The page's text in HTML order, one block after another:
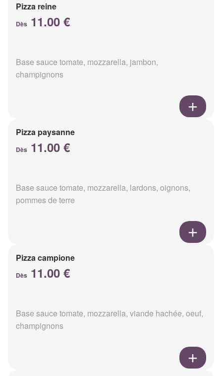
Pizza reine
Dès 11.00 €
Base sauce tomate, mozzarella, jambon,
champignons
Pizza paysanne
Dès 11.00 €
Base sauce tomate, mozzarella, lardons, oignons,
pommes de terre
Pizza campione
Dès 11.00 €
Base sauce tomate, mozzarella, viande hachée, oeuf,
champignons